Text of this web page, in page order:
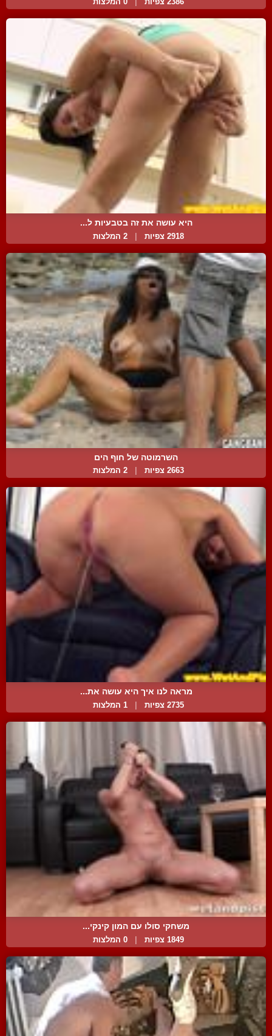
היא עושה את זה בטבעיות ל...
2918 צפיות | 2 המלצות
השרמוטה של חוף הים
2663 צפיות 2 המלצות
מראה לנו איך היא עושה את...
2735 צפיות 1 המלצות
משחקי סולו עם המון קינקי...
1849 צפיות | 0 המלצות